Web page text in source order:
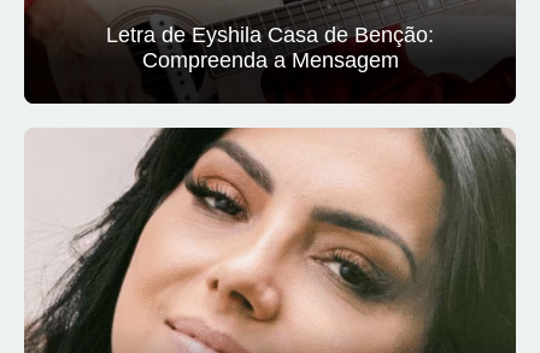
Letra de Eyshila Casa de Benção:
Compreenda a Mensagem